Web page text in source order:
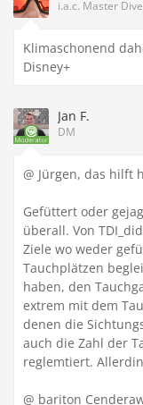
i.a.c. Master
Klimaschonend
Disney+
Jan F.
DM
@ Jürgen, das hilft
Gefüttert oder
überall. Von
Ziele wo weder
Tauchplätzen
haben, den
extrem mit dem
denen die
auch die Zahl der
reglemtiert.
@ bariton